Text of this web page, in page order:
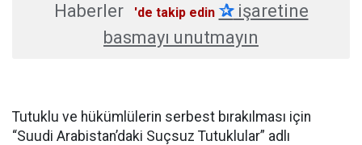
Haberler
'de takip edin ✰işaretine
basmayı unutmayın
Tutuklu ve hükümlülerin serbest bırakılması için
“Suudi Arabistan’daki Suçsuz Tutuklular” adlı